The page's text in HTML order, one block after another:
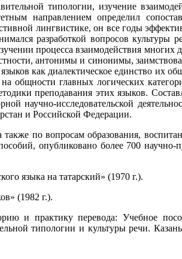
типологии, изучение
направлением определил
лингвистике, он все годы
разработкой вопросов культуры
процесса взаимодействия
антонимы и синонимы,
как диалектическое единство их
общности главных логических
преподавания этих языков.
научно-исследовательской
и Российской Федерации.
по вопросам образования,
опубликовано более 700 научно-
языка на татарский» (1970 г.).
(1982 г.).
и практику перевода: Учебное
типологии и культуры речи.